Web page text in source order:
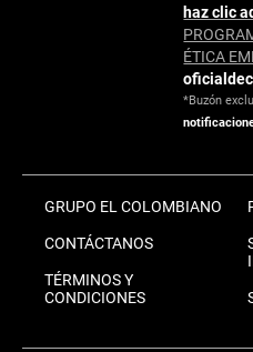
haz clic
ÉTICA
*Buzón
GRUPO EL COLOMBIANO
CONTÁCTANOS
TÉRMINOS Y
CONDICIONES